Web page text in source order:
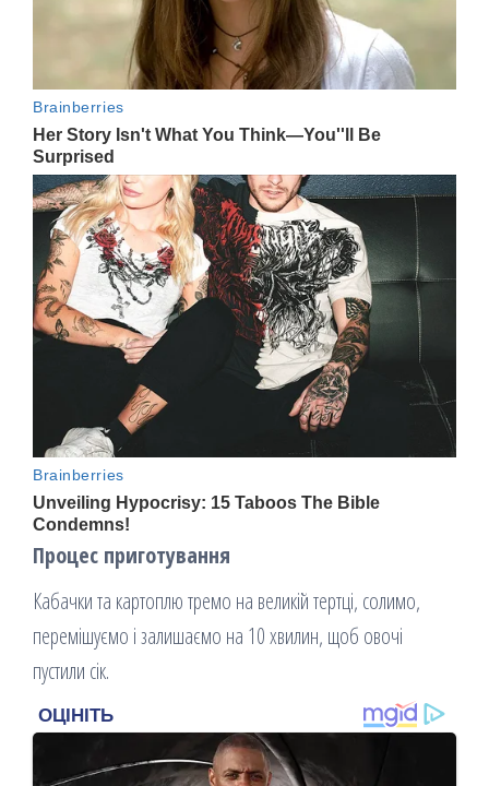
Процес приготування
Кабачки та картоплю тремо на великій тертці, солимо,
перемішуємо і залишаємо на 10 хвилин, щоб овочі
пустили сік.